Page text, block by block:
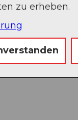
zu erheben.